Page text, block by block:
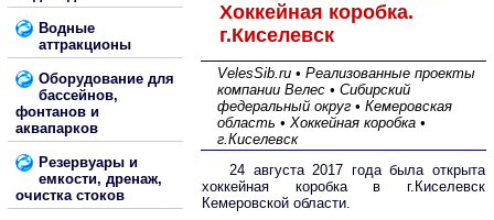
Водные
аттракционы
Оборудование для
бассейнов,
фонтанов и
аквапарков
Резервуары и
емкости, дренаж,
очистка стоков
Хоккейная коробка.
г.Киселевск
VelesSib.ru • Реализованные проекты
компании Велес • Сибирский
федеральный округ • Кемеровская
область • Хоккейная коробка •
г.Киселевск
24 августа 2017 года была открыта
хоккейная коробка в г.Киселевск
Кемеровской области.